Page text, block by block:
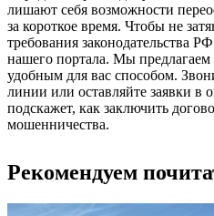
лишают себя возможности
за короткое время. Чтобы не
требования законодательства
нашего портала. Мы
удобным для вас способом.
линии или оставляйте заявки в
подскажет, как заключить
мошенничества.
Рекомендуем